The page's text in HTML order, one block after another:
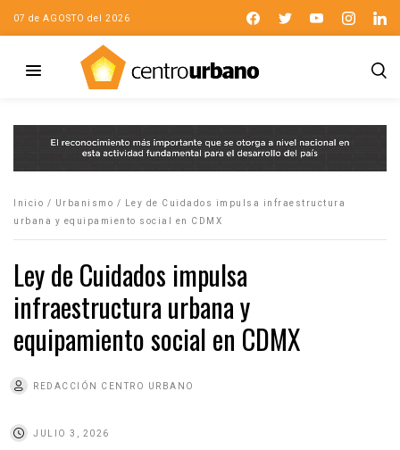
07 de AGOSTO del 2026
Inicio / Urbanismo /
Ley de Cuidados impulsa infraestructura
urbana y equipamiento social en CDMX
Ley de Cuidados impulsa
infraestructura urbana y
equipamiento social en CDMX
REDACCIÓN CENTRO URBANO
JULIO 3, 2026